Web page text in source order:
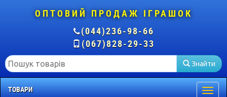
ОПТОВИЙ ПРОДАЖ ІГРАШОК
(044)236-98-66
(067)828-29-33
Знайти
ТОВАРИ